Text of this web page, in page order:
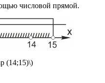
числовой прямой.
(14;15)\)